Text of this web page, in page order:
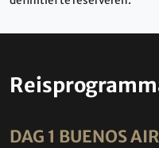
DAG 1 BUENOS